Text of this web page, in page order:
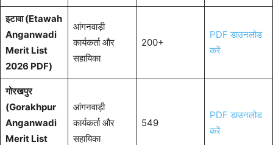
इटावा (Etawah
Anganwadi
Merit List
2026 PDF)
आंगनवाड़ी
कार्यकर्ता और
सहायिका
200+
PDF डाउनलोड
करें
गोरखपुर
(Gorakhpur
Anganwadi
Merit List
आंगनवाड़ी
कार्यकर्ता और
सहायिका
549
PDF डाउनलोड
करें